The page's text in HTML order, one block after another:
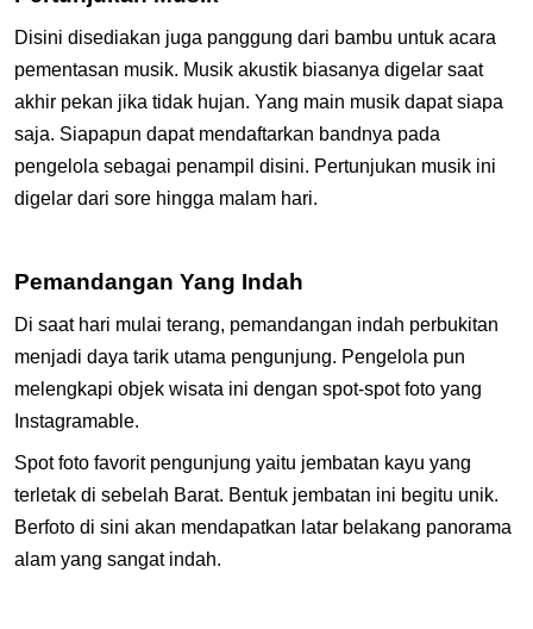
Disini disediakan juga panggung dari bambu untuk acara
pementasan musik. Musik akustik biasanya digelar saat
akhir pekan jika tidak hujan. Yang main musik dapat siapa
saja. Siapapun dapat mendaftarkan bandnya pada
pengelola sebagai penampil disini. Pertunjukan musik ini
digelar dari sore hingga malam hari.
Pemandangan Yang Indah
Di saat hari mulai terang, pemandangan indah perbukitan
menjadi daya tarik utama pengunjung. Pengelola pun
melengkapi objek wisata ini dengan spot-spot foto yang
Instagramable.
Spot foto favorit pengunjung yaitu jembatan kayu yang
terletak di sebelah Barat. Bentuk jembatan ini begitu unik.
Berfoto di sini akan mendapatkan latar belakang panorama
alam yang sangat indah.